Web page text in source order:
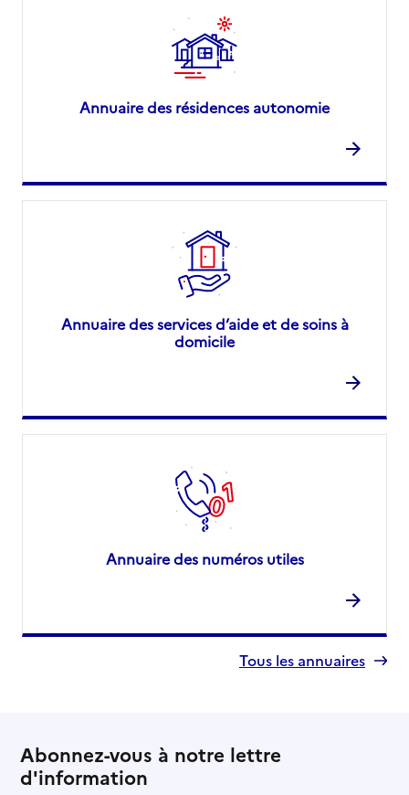
Annuaire des résidences autonomie
Annuaire des services d’aide et de soins à
domicile
Annuaire des numéros utiles
Tous les annuaires
Abonnez-vous à notre lettre
d'information